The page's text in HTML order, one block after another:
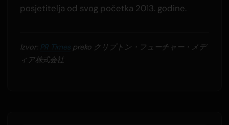
posjetitelja od svog početka 2013. godine.
Izvor: PR Timespreko クリプトン・フューチャー・メデ
ィア株式会社